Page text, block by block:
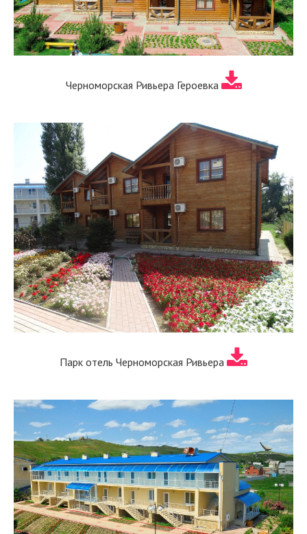
Черноморская Ривьера Героевка
Парк отель Черноморская Ривьера